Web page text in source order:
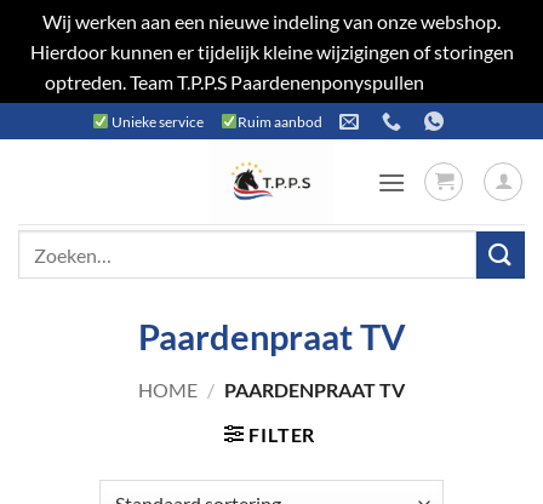
Wij werken aan een nieuwe indeling van onze webshop.
Hierdoor kunnen er tijdelijk kleine wijzigingen of storingen
optreden. Team T.P.P.S Paardenenponyspullen
naar
Unieke service Ruim aanbod
Paardenpraat TV
HOME / PAARDENPRAAT TV
FILTER